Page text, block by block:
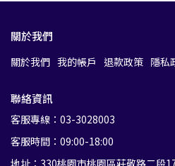
關於我們
關於我們 我的帳戶 退款政策 隱私
聯絡資訊
客服專線：03-3028003
客服時間：09:00-18:00
地址：330桃園市桃園區莊敬路二段